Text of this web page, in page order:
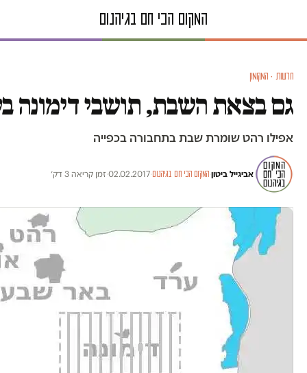
חדשות · המקומון
גם בצאת השבת, תושבי דימונה
אפילו רהט שומרת שבת בתחבורה בכפייה
אביגייל ביטון·המקום הכי חם בגיהנום·
02.02.2017
·זמן קריאה 3 דק׳